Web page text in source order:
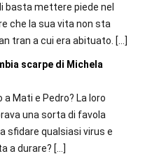
basta mettere piede nel
che la sua vita non sta
tran a cui era abituato. […]
scarpe di Michela
Mati e Pedro? La loro
una sorta di favola
sfidare qualsiasi virus e
a durare? […]